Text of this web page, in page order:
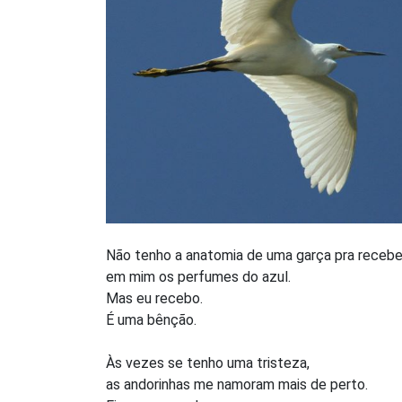
Não tenho a anatomia de uma garça pra
em mim os perfumes do azul.
Mas eu recebo.
É uma bênção.
Às vezes se tenho uma tristeza,
as andorinhas me namoram mais de perto.